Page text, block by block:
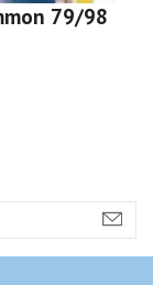
79/98